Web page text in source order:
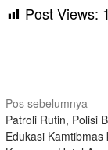
Post Views:
Navigasi
pos
Pos sebelumnya
Patroli Rutin, Polisi
Edukasi Kamtibmas